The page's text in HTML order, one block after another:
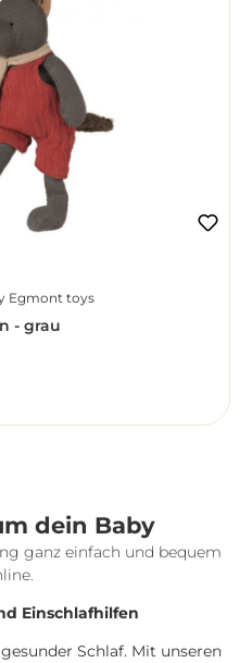
Egmont toys
- grau
dein Baby
ganz einfach und bequem
Einschlafhilfen
Schlaf. Mit unseren